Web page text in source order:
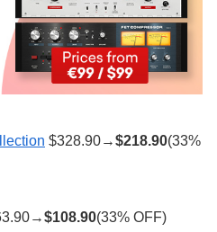
$328.90→$218.90(33%
$108.90(33% OFF)